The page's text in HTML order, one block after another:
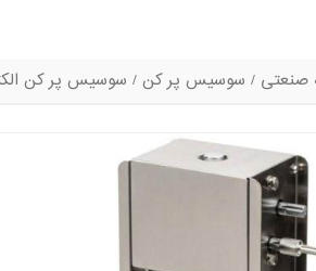
صنعتی / سوسیس پر کن/ سوسیس پر کن